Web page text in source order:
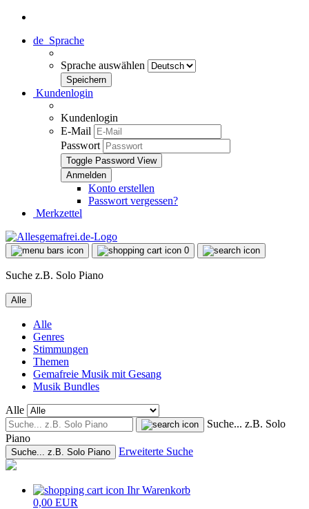
de Sprache
Sprache auswählen
Kundenlogin
Kundenlogin
E-Mail
Passwort
Toggle Password View
Konto erstellen
Passwort vergessen?
Merkzettel
0
Suche z.B. Solo Piano
Alle
Alle
Genres
Stimmungen
Themen
Gemafreie Musik mit Gesang
Musik Bundles
Alle
Suche... z.B. Solo
Piano
Suche... z.B. Solo Piano Erweiterte Suche
Ihr Warenkorb
0,00 EUR